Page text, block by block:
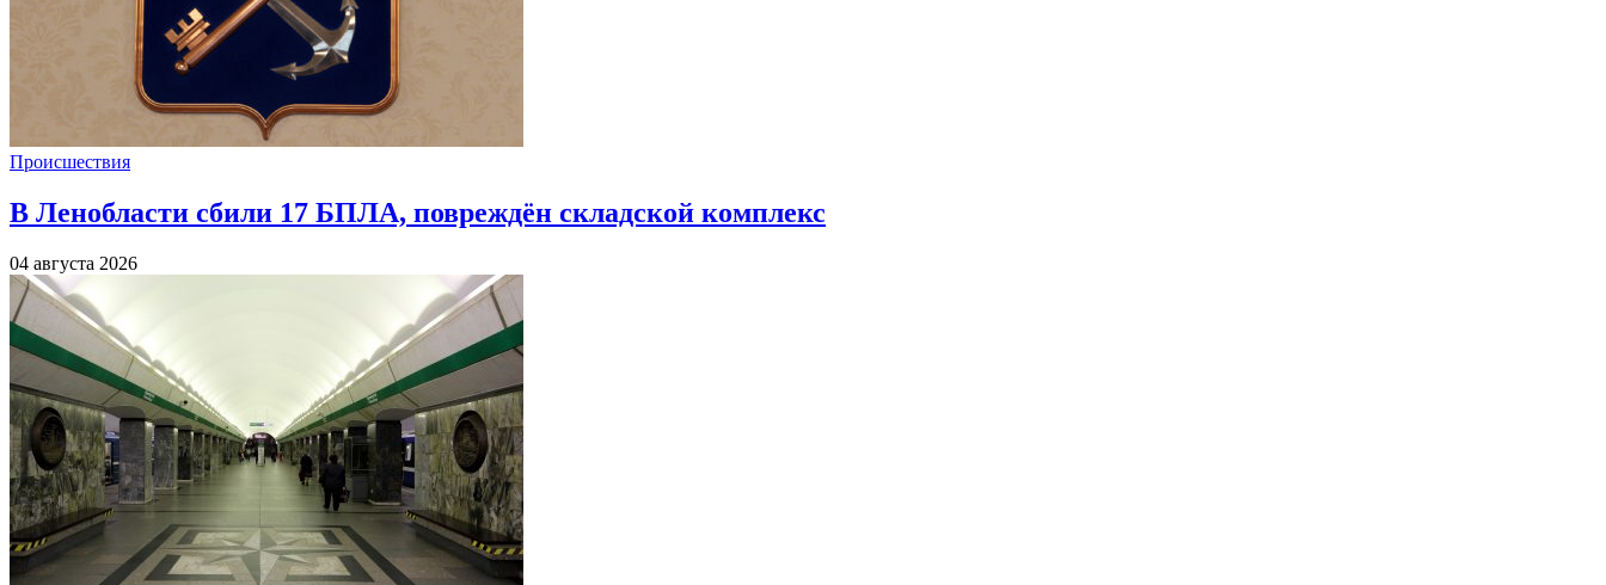
Происшествия
В Ленобласти сбили 17 БПЛА, повреждён складской комплекс
04 августа 2026